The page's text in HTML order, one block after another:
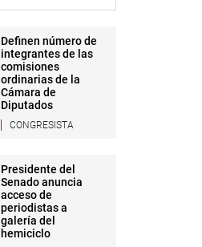
Definen número de
integrantes de las
comisiones
ordinarias de la
Cámara de
Diputados
CONGRESISTA
Presidente del
Senado anuncia
acceso de
periodistas a
galería del
hemiciclo